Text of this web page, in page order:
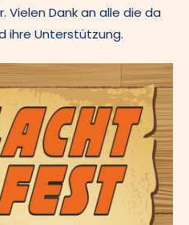
Vielen Dank an alle die da
ihre Unterstützung.